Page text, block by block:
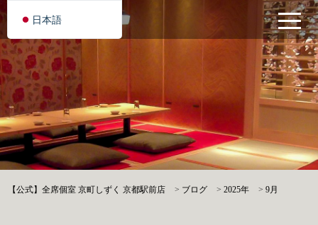
【公式】全席個室 京町しずく 京都駅前店 > ブログ >2025年 >9月
日本語